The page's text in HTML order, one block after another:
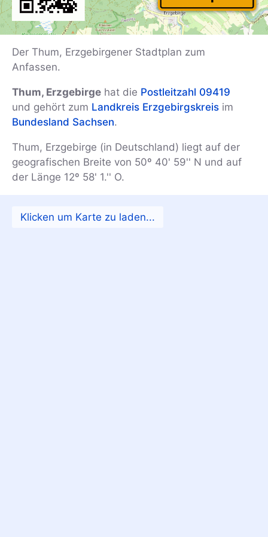
Der Thum, Erzgebirgener Stadtplan zum
Anfassen.
Thum, Erzgebirge hat die Postleitzahl 09419
und gehört zum Landkreis Erzgebirgskreis im
Bundesland Sachsen.
Thum, Erzgebirge (in Deutschland) liegt auf der
geografischen Breite von 50º 40' 59'' N und auf
der Länge 12º 58' 1.'' O.